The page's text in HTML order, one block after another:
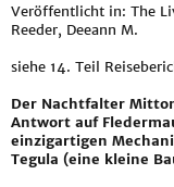
Veröffentlicht in: The
Reeder, Deeann M.
siehe 14. Teil
Der Nachtfalter
Antwort auf
einzigartigen
Tegula (eine kleine